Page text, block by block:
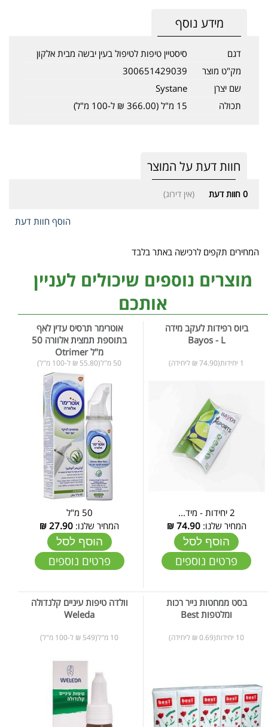
מידע נוסף
דגם
סיסטיין טיפות לטיפול בעין יבשה מבית אלקון
מק"ט מוצר
300651429039
שם יצרן
Systane
תכולה
15 מ"ל (366.00 ₪ ל-100 מ"ל)
חוות דעת על המוצר
0 חוות דעת (אין דירוג)
הוסף חוות דעת
המחירים תקפים לרכישה באתר בלבד
מוצרים נוספים שיכולים לעניין
אותכם
ביוס רפידות לעקב מידה
Bayos - L
1 יחידות(74.90 ₪ ליחידה)
2 יחידות - מיד...
המחיר שלנו:74.90
₪
הוסף לסל
פרטים נוספים
אוטרימר תרסיס עדין לאף
בתוספת תמצית אלוורה 50
מ"ל Otrimer
50 מ"ל(55.80 ₪ ל-100 מ"ל)
50 מ"ל
המחיר שלנו: 27.90
₪
הוסף לסל
פרטים נוספים
בסט ממחטות נייר רכות
ומלטפות Best
10 יחידות(0.69 ₪ ליחידה)
וולדה טיפות עיניים קלנדולה
Weleda
10 מ"ל(549 ₪ ל-100 מ"ל)